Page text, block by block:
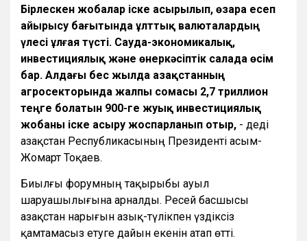
Бірлескен жобалар іске асырылып, өзара есеп
айырысу бағытында ұлттық валюталардың
үлесі ұлғая түсті. Сауда-экономикалық,
инвестициялық және өнеркәсіптік салада өсім
бар. Алдағы бес жылда Қазақстанның
агросекторында жалпы сомасы 2,7 триллион
теңге болатын 900-ге жуық инвестициялық
жобаны іске асыру жоспарланып отыр, - деді
Қазақстан Республикасының Президенті Қасым-
Жомарт Тоқаев.
Биылғы форумның тақырыбы ауыл
шаруашылығына арналды. Ресей басшысы
Қазақстан нарығын азық-түлікпен үздіксіз
қамтамасыз етуге дайын екенін атап өтті.